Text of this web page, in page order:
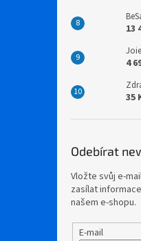
13
4
35
Odebírat
Vložte svůj e-
zasílat
našem e-shopu.
E-mail